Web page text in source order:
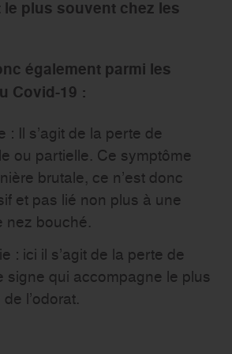
plus souvent chez les
également parmi les
Covid-19 :
: Il s’agit de la perte de
ou partielle. Ce symptôme
brutale, ce n’est donc
et pas lié non plus à une
nez bouché.
: ici il s’agit de la perte de
signe qui accompagne le plus
l’odorat.